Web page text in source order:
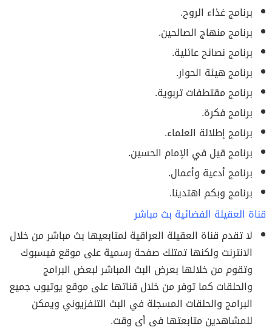
برنامج غذاء الروح.
برنامج منهاج الصالحين.
برنامج نصائح عائلية.
برنامج هيئة الحوار.
برنامج مقتطفات تربوية.
برنامج فكرة.
برنامج إطلالة العلماء.
برنامج قيل في الإمام الحسين.
برنامج أدعية وأعمال.
برنامج وبكم اهتدينا.
قناة العقيلة الفضائية بث مباشر
لا تقدم قناة العقيلة العراقية لمتابعيها بث مباشر من خلال
الانترنت ولكنها تمتلك صفحة رسمية على موقع فيسبوك
وتقوم من خلالها بعرض البث المباشر لبعض البرامج
والحلقات كما توفر من خلال قناتها على موقع يوتيوب جميع
البرامج والحلقات المسجلة في البث التلفزيوني ويمكن
للمشاهدين متابعتها في أي وقت.